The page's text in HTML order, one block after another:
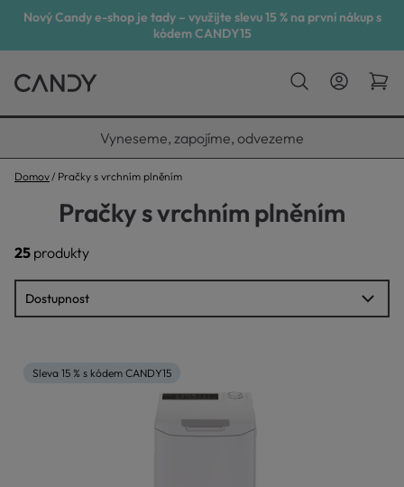
Nový Candy e-shop je tady – využijte slevu 15 % na první nákup s
kódem CANDY15
Vyneseme, zapojíme, odvezeme
Domov Pračky s vrchním plněním
Pračky s vrchním plněním
25 produkty
Sleva 15 % s kódem CANDY15